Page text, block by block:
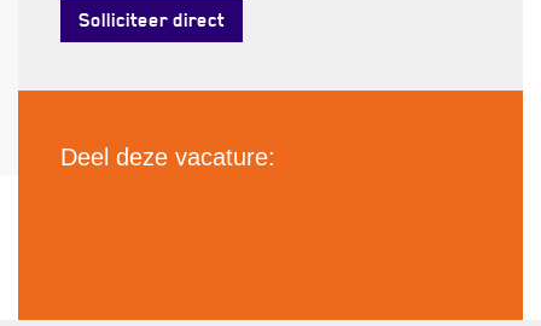
Solliciteer direct
Deel deze vacature: